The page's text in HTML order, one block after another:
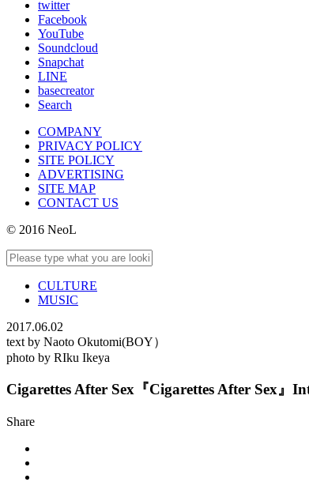
twitter
Facebook
YouTube
Soundcloud
Snapchat
LINE
basecreator
Search
COMPANY
PRIVACY POLICY
SITE POLICY
ADVERTISING
SITE MAP
CONTACT US
© 2016 NeoL
CULTURE
MUSIC
2017.06.02
text by Naoto Okutomi(BOY）
photo by RIku Ikeya
Cigarettes After Sex『Cigarettes After Sex』
Share